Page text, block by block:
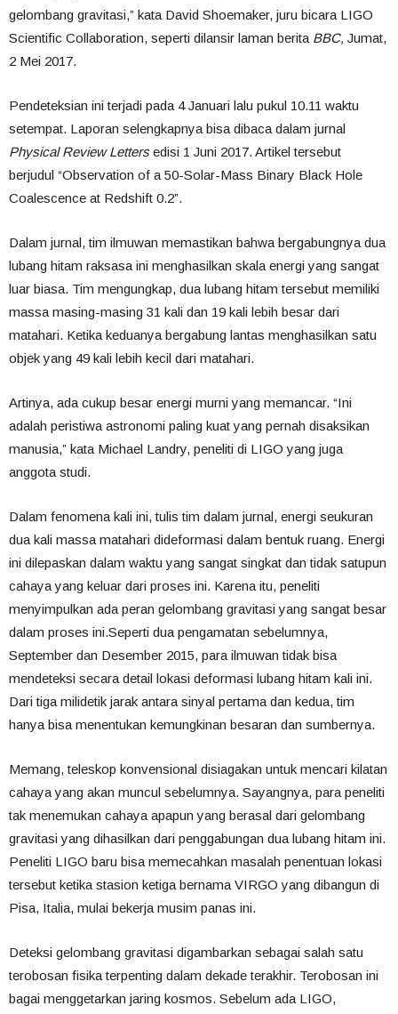
gelombang gravitasi,” kata David Shoemaker, juru bicara LIGO
Scientific Collaboration, seperti dilansir laman berita BBC, Jumat,
2 Mei 2017.
Pendeteksian ini terjadi pada 4 Januari lalu pukul 10.11 waktu
setempat. Laporan selengkapnya bisa dibaca dalam jurnal
Physical Review Lettersedisi 1 Juni 2017. Artikel tersebut
berjudul “Observation of a 50-Solar-Mass Binary Black Hole
Coalescence at Redshift 0.2”.
Dalam jurnal, tim ilmuwan memastikan bahwa bergabungnya dua
lubang hitam raksasa ini menghasilkan skala energi yang sangat
luar biasa. Tim mengungkap, dua lubang hitam tersebut memiliki
massa masing-masing 31 kali dan 19 kali lebih besar dari
matahari. Ketika keduanya bergabung lantas menghasilkan satu
objek yang 49 kali lebih kecil dari matahari.
Artinya, ada cukup besar energi murni yang memancar. “Ini
adalah peristiwa astronomi paling kuat yang pernah disaksikan
manusia,” kata Michael Landry, peneliti di LIGO yang juga
anggota studi.
Dalam fenomena kali ini, tulis tim dalam jurnal, energi seukuran
dua kali massa matahari dideformasi dalam bentuk ruang. Energi
ini dilepaskan dalam waktu yang sangat singkat dan tidak satupun
cahaya yang keluar dari proses ini. Karena itu, peneliti
menyimpulkan ada peran gelombang gravitasi yang sangat besar
dalam proses ini.Seperti dua pengamatan sebelumnya,
September dan Desember 2015, para ilmuwan tidak bisa
mendeteksi secara detail lokasi deformasi lubang hitam kali ini.
Dari tiga milidetik jarak antara sinyal pertama dan kedua, tim
hanya bisa menentukan kemungkinan besaran dan sumbernya.
Memang, teleskop konvensional disiagakan untuk mencari kilatan
cahaya yang akan muncul sebelumnya. Sayangnya, para peneliti
tak menemukan cahaya apapun yang berasal dari gelombang
gravitasi yang dihasilkan dari penggabungan dua lubang hitam ini.
Peneliti LIGO baru bisa memecahkan masalah penentuan lokasi
tersebut ketika stasion ketiga bernama VIRGO yang dibangun di
Pisa, Italia, mulai bekerja musim panas ini.
Deteksi gelombang gravitasi digambarkan sebagai salah satu
terobosan fisika terpenting dalam dekade terakhir. Terobosan ini
bagai menggetarkan jaring kosmos. Sebelum ada LIGO,